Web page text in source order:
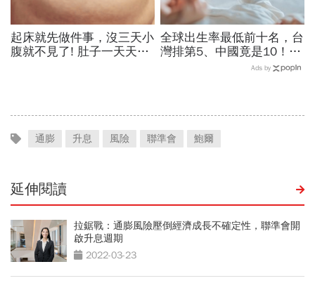
起床就先做件事，沒三天小
腹就不見了! 肚子一天天變
全球出生率最低前十名，台
灣排第5、中國竟是10！亞
洲4國入榜「無聲危機」，
Ads by
通膨 升息 風險 聯準會 鮑爾
延伸閱讀
拉鋸戰：通膨風險壓倒經濟成長不確定性，聯準會開
啟升息週期
2022-03-23